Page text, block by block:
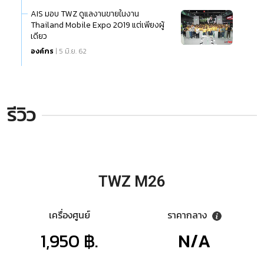
AIS มอบ TWZ ดูแลงานขายในงาน
Thailand Mobile Expo 2019 แต่เพียงผู้
เดียว
องค์กร | 5 มิ.ย. 62
รีวิว
TWZ M26
เครื่องศูนย์
1,950 ฿.
ราคากลาง
N/A